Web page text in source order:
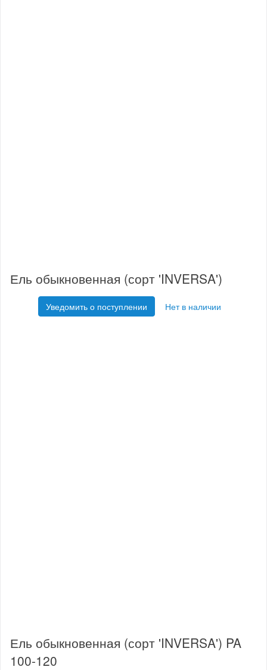
Ель обыкновенная (сорт 'INVERSA')
Уведомить о поступлении Нет в наличии
Ель обыкновенная (сорт 'INVERSA') PA
100-120